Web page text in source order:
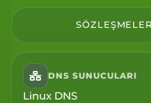
DNS SUNUCULARI
Linux DNS